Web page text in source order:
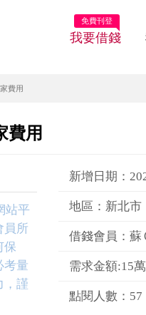
我要借錢
免費刊登
費用
費用
站平
員所
保
考量
，謹
新增日期：
地區：新北市
借錢會員：蘇
需求金額:15萬
點閱人數：57